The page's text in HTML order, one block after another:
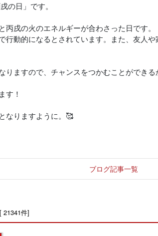
の日」です。
丙戌の火のエネルギーが合わさった日です。
行動的になるとされています。また、友人
りますので、チャンスをつかむことができる
す！
なりますように。🥰
ブログ記事一覧
[ 21341件]